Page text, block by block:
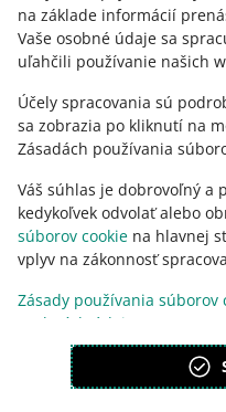
na základe informácií
Vaše osobné údaje sa
uľahčili používanie našich
Účely spracovania sú
sa zobrazia po kliknutí na
Zásadách používania
Váš súhlas je dobrovoľný a
kedykoľvek odvolať alebo
súborov cookie na hlavnej
vplyv na zákonnosť
Zásady používania súborov
osobných údajov
Táto stránka je dostupná
vzhľad: svetlý motív